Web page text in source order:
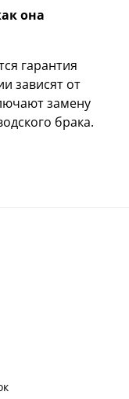
она
гарантия
зависят от
замену
брака.